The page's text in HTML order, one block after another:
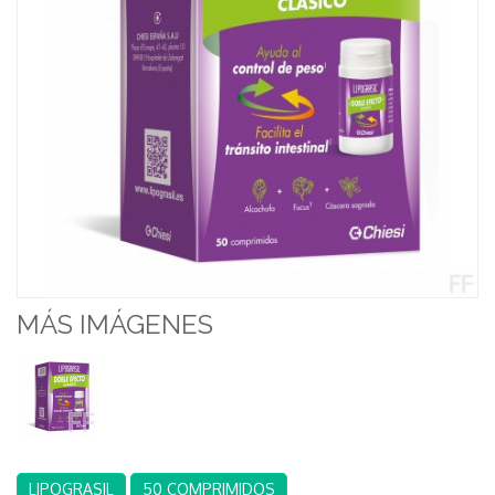
MÁS IMÁGENES
LIPOGRASIL 50 COMPRIMIDOS